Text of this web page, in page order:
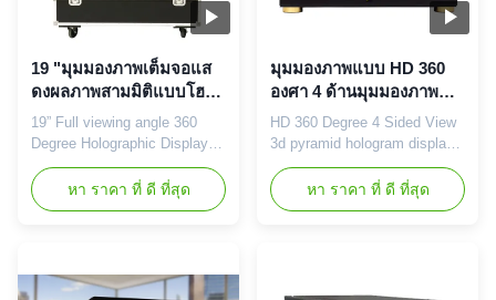
19 "มุมมองภาพเต็มจอแส
ดงผลภาพสามมิติแบบโฮโล
แกรมแบบ 360 องศา
19” Full viewing angle 360
Degree Holographic Display
Hologram Advertising Display
System Specifications: Frame
Material Sheet Metal Pyramid
Size(WxH/Cm) 15 x 12
หา ราคา ที่ ดี ที่สุด
มุมมองภาพแบบ HD 360
องศา 4 ด้านมุมมองภาพ
สามมิติแบบพีระมิด 100 x
100 ซม
HD 360 Degree 4 Sided View
3d pyramid hologram display
system 100 x 100 cm
Description: The Scandinavia
360XXL is a 4 sided
content. The chamber can be
หา ราคา ที่ ดี ที่สุด